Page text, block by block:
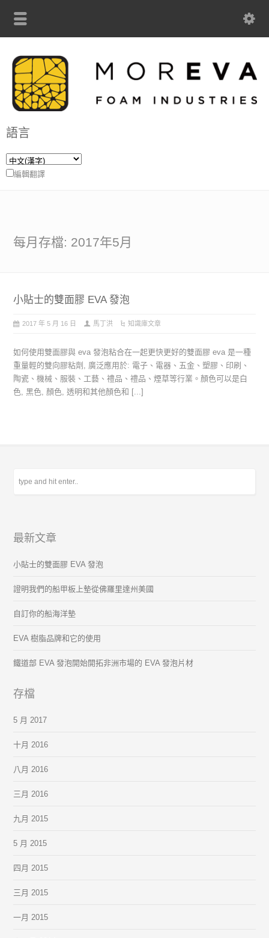
語言
編輯翻譯
每月存檔: 2017年5月
小貼士的雙面膠 EVA 發泡
2017 年 5 月 16 日 馬丁洪 知識庫文章
如何使用雙面膠與 eva 發泡粘合在一起更快更好的雙面膠 eva 是一種
重量輕的雙向膠粘劑, 廣泛應用於: 電子、電器、五金、塑膠、印刷、
陶瓷、機械、服裝、工藝、禮品、禮品、煙草等行業。顏色可以是白
色, 黑色, 顏色, 透明和其他顏色和 [...]
最新文章
小貼士的雙面膠 EVA 發泡
證明我們的船甲板上墊從佛羅里達州美國
自訂你的船海洋墊
EVA 樹脂品牌和它的使用
鐵道部 EVA 發泡開始開拓非洲市場的 EVA 發泡片材
存檔
5 月 2017
十月 2016
八月 2016
三月 2016
九月 2015
5 月 2015
四月 2015
三月 2015
一月 2015